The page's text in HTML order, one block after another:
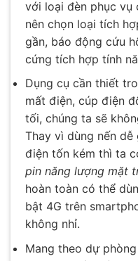
với loại đèn phục vụ
nên chọn loại tích
gần, báo động cứu
cứng tích hợp tính
Dụng cụ cần thiết
mất điện, cúp điện
tối, chúng ta sẽ
Thay vì dùng nến dễ
điện tốn kém thì ta
pin năng lượng mặt
hoàn toàn có thể
bật 4G trên
không nhỉ.
Mang theo dự